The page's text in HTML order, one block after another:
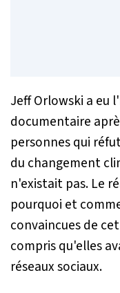
Jeff Orlowski a eu
documentaire
personnes qui
du changement
n'existait pas. Le
pourquoi et
convaincues de
compris qu'elles
réseaux sociaux.